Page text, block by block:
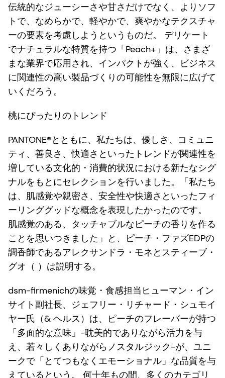
伝統的なジューシーさや甘さだけでなく、よりソフ
トで、なめらかで、軽やかで、爽やかなテクスチャ
ーの要素を考慮しようというものだ。 デリケート
でナチュラルな特質を持つ「Peach+」は、さまざ
まな業界で応用され、インパクトが強く、ビジネス
に関連性の高い製品づくりの可能性を無限に広げて
いくだろう。
桃にぴったりのトレンド
PANTONE®とともに、私たちは、優しさ、コミュニ
ティ、善良さ、快適さといったトレンドが関連性を
増している文化的・消費的状況における新たなシグ
ナルをもとにセレクションを行いました。「私たち
は、肌感覚や親密さ、安全性や快適さといったフィ
ーリンググッドな概念を表現したかったのです。
肌感覚のある、タッチャブルなピーチの香りを作る
ことを思いつきました」と、ピーチ・ファズEDPの
調香師であるアレクサンドラ・モネとスティーブ・
グオ（ ）は説明する。
dsm-firmenichの味覚・食感担当ヒューマン・イン
サイト副社長、ジェフリー・リチャード・シュモイ
ヤー氏（& ヘルス）は、ピーチのフレーバーが持つ
「多面的な意味」-耽美的でありながら活力を与
え、若々しくありながらノスタルジック-が、ユニ
ークで「とてつもなくエモーショナル」な品質を与
えているという。 何十年もの間、多くのカテゴリ